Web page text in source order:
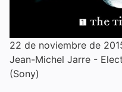
22 de noviembre de
Jean-Michel Jarre -
(Sony)